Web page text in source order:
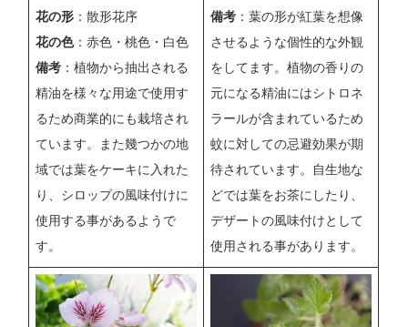
花の形 ：散形花序
花の色：赤色・桃色・白色
備考 ：植物から抽出される
精油を様々な用途で使用す
るため商業的にも栽培され
ています。また幾つかの地
域では葉をケーキに入れた
り、シロップの風味付けに
使用する事があるようで
す。
備考 ：葉の形が紅葉を想像
させるような個性的な外観
をしてます。植物の香りの
元になる精油にはシトロネ
ラールが含まれているため
蚊に対しての忌避効果が期
待されています。自生地な
どでは葉をお茶にしたり、
デザートの風味付けとして
使用される事があります。